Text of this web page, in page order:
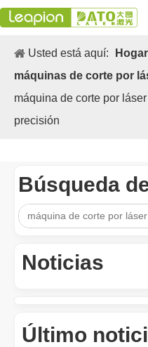
Usted está aquí: Hogar
máquinas de corte por
máquina de corte por
precisión
Búsqueda
Noticias
Último